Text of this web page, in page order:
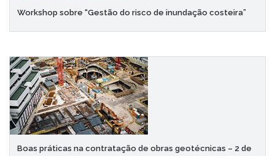
Workshop sobre “Gestão do risco de inundação costeira”
Boas práticas na contratação de obras geotécnicas – 2 de